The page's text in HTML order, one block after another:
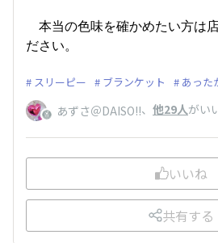
本当の色味を確かめたい方は
ださい。
スリーピー ブランケット あった
あずさ＠DAISO!!、 他29人がい
いいね
共有する